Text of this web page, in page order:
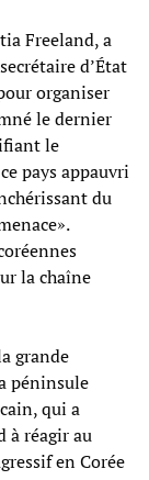
Freeland, a
d’État
organiser
le dernier
le
pays appauvri
du
la chaîne
grande
péninsule
qui a
à réagir au
en Corée